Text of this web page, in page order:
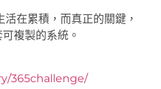
在累積，而真正的關鍵，
複製的系統。
365challenge/